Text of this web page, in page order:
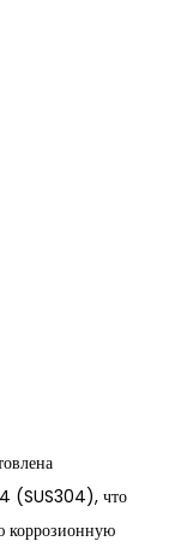
(SUS304), что
коррозионную